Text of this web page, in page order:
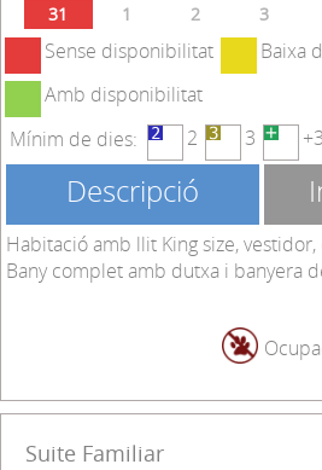
31
1 2 3
Sense disponibilitat
Baixa
Amb disponibilitat
Mínim de dies:
2 3 +3
Descripció
Habitació amb llit King size, vestidor,
Bany complet amb dutxa i banyera
Suite Familiar